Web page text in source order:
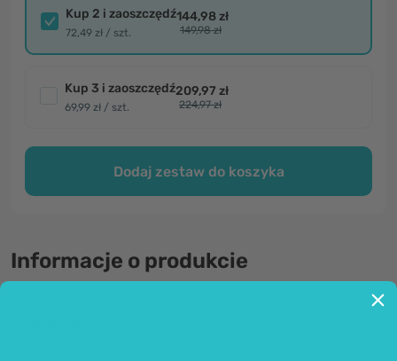
Kup 2 i zaoszczędź
72,49 zł / szt.
144,98 zł
149,98 zł
Kup 3 i zaoszczędź
69,99 zł / szt.
209,97 zł
224,97 zł
Dodaj zestaw do koszyka
Informacje o produkcie